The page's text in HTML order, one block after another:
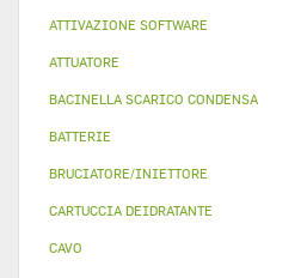
ATTIVAZIONE SOFTWARE
ATTUATORE
BACINELLA SCARICO CONDENSA
BATTERIE
BRUCIATORE/INIETTORE
CARTUCCIA DEIDRATANTE
CAVO